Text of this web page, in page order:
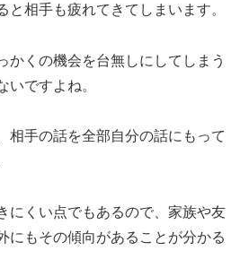
と相手も疲れてきてしまいます。
かくの機会を台無しにしてしまう
いですよね。
相手の話を全部自分の話にもって
にくい点でもあるので、家族や友
にもその傾向があることが分かる